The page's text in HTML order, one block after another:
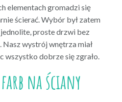
elementach gromadzi się
ścierać. Wybór był zatem
proste drzwi bez
wystrój wnętrza miał
wszystko dobrze się zgrało.
na ściany